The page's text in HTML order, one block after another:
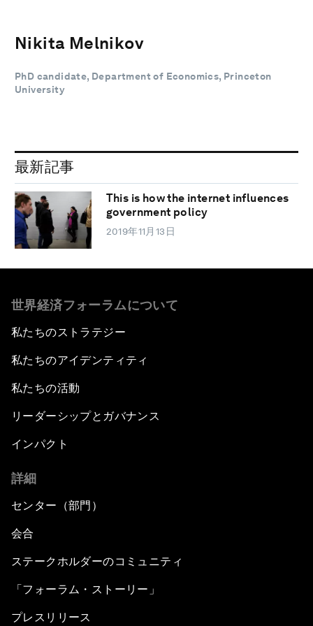
Nikita Melnikov
PhD candidate, Department of Economics, Princeton
University
最新記事
This is how the internet influences
government policy
2019年11月13日
世界経済フォーラムについて
私たちのストラテジー
私たちのアイデンティティ
私たちの活動
リーダーシップとガバナンス
インパクト
詳細
センター（部門）
会合
ステークホルダーのコミュニティ
「フォーラム・ストーリー」
プレスリリース